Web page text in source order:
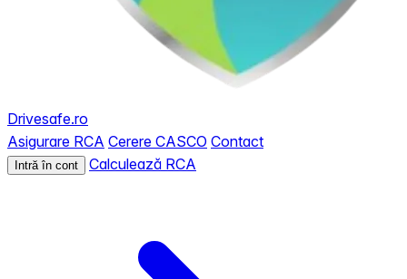
Drivesafe.ro
Asigurare RCA Cerere CASCO Contact
Intră în cont Calculează RCA